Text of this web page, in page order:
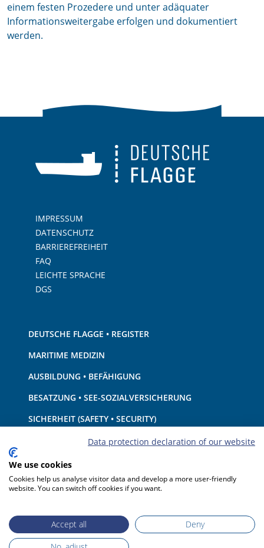
einem festen Prozedere und unter adäquater
Informationsweitergabe erfolgen und dokumentiert
werden.
IMPRESSUM
DATENSCHUTZ
BARRIEREFREIHEIT
FAQ
LEICHTE SPRACHE
DGS
DEUTSCHE FLAGGE • REGISTER
MARITIME MEDIZIN
AUSBILDUNG • BEFÄHIGUNG
BESATZUNG • SEE-SOZIALVERSICHERUNG
SICHERHEIT (SAFETY • SECURITY)
SCHIFF • AUSRÜSTUNG
UMWELTSCHUTZ • KLIMA
HAFTUNG • FINANZEN
Data protection declaration of our website
We use cookies
Cookies help us analyse visitor data and develop a more user-friendly
website. You can switch off cookies if you want.
Accept all
Deny